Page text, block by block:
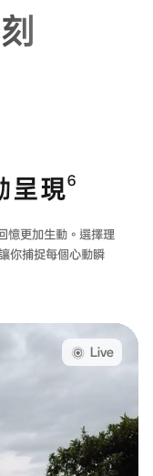
呈現6
憶更加生動。選擇理
你捕捉每個心動瞬
Live